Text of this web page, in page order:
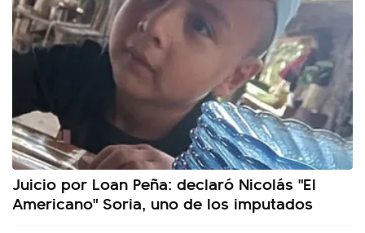
Juicio por Loan Peña: declaró Nicolás "El
Americano" Soria, uno de los imputados